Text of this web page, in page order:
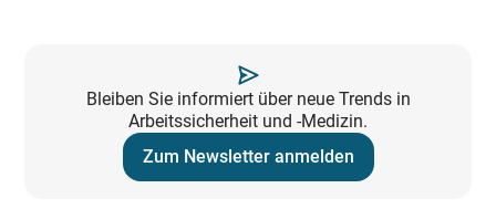
Bleiben Sie informiert über neue Trends in
Arbeitssicherheit und -Medizin.
Zum Newsletter anmelden